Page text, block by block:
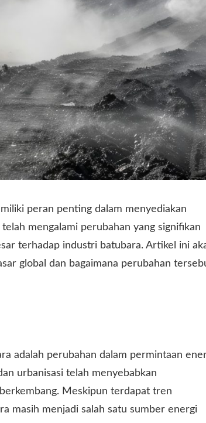
peran penting dalam menyediakan
mengalami perubahan yang signifikan
terhadap industri batubara. Artikel ini
global dan bagaimana perubahan
adalah perubahan dalam permintaan
urbanisasi telah menyebabkan
Meskipun terdapat tren
masih menjadi salah satu sumber energi